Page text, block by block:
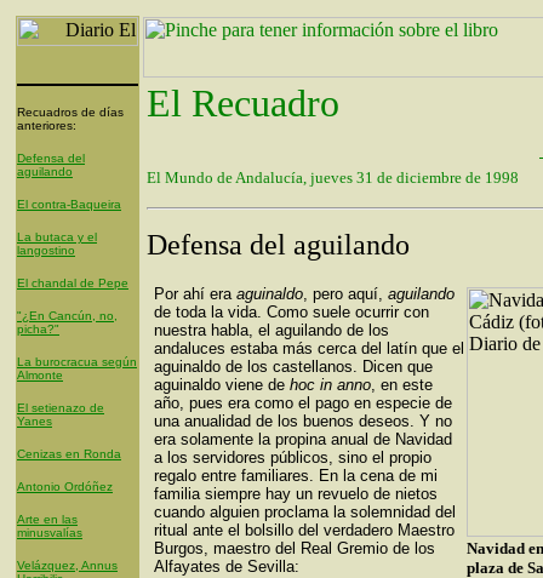
Recuadros de días
anteriores:
Defensa del
aguilando
El contra-Baqueira
La butaca y el
langostino
El chandal de Pepe
"¿En Cancún, no,
picha?"
La burocracua según
Almonte
El setienazo de
Yanes
Cenizas en Ronda
Antonio Ordóñez
Arte en las
minusvalías
Velázquez, Annus
El Recuadro
El Mundo de Andalucía, jueves 31 de diciembre de 1998
Defensa del aguilando
Navidad
plaza de
Por ahí era aguinaldo, pero aquí, aguilando
de toda la vida. Como suele ocurrir con
nuestra habla, el aguilando de los
andaluces estaba más cerca del latín que el
aguinaldo de los castellanos. Dicen que
aguinaldo viene de hoc in anno, en este
año, pues era como el pago en especie de
una anualidad de los buenos deseos. Y no
era solamente la propina anual de Navidad
a los servidores públicos, sino el propio
regalo entre familiares. En la cena de mi
familia siempre hay un revuelo de nietos
cuando alguien proclama la solemnidad del
ritual ante el bolsillo del verdadero Maestro
Burgos, maestro del Real Gremio de los
Alfayates de Sevilla: